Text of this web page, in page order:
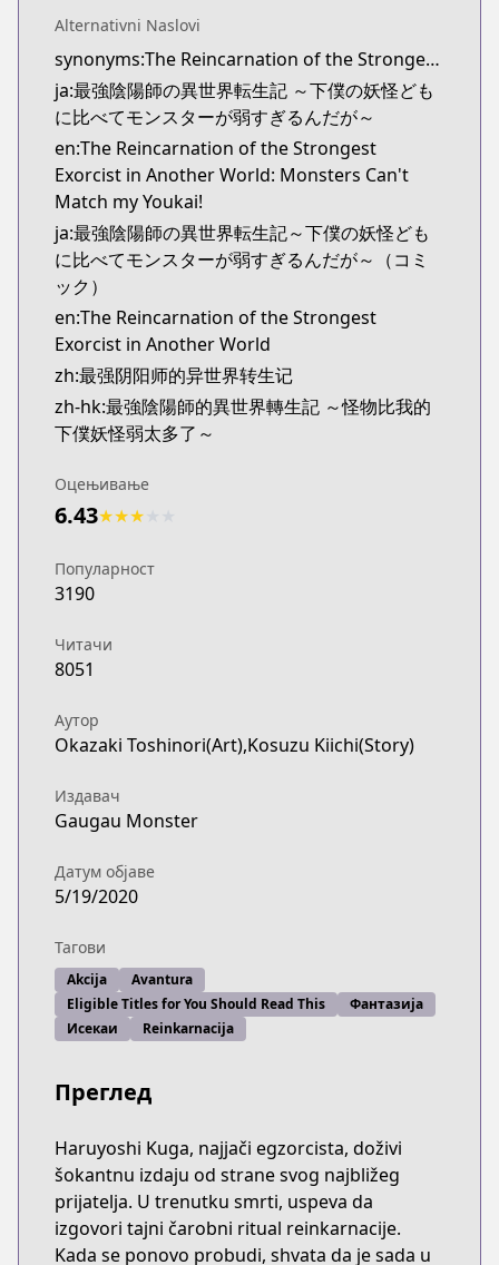
Alternativni Naslovi
synonyms:The Reincarnation of the Strongest Onmyouji: These Monsters Are Too Weak Compared to My Youkai
ja:最強陰陽師の異世界転生記 ～下僕の妖怪ども
に比べてモンスターが弱すぎるんだが～
en:The Reincarnation of the Strongest
Exorcist in Another World: Monsters Can't
Match my Youkai!
ja:最強陰陽師の異世界転生記～下僕の妖怪ども
に比べてモンスターが弱すぎるんだが～（コミ
ック）
en:The Reincarnation of the Strongest
Exorcist in Another World
zh:最强阴阳师的异世界转生记
zh-hk:最強陰陽師的異世界轉生記 ～怪物比我的
下僕妖怪弱太多了～
Оцењивање
6.43★★★
Популарност
3190
Читачи
8051
Аутор
Okazaki Toshinori(Art),Kosuzu Kiichi(Story)
Издавач
Gaugau Monster
Датум објаве
5/19/2020
Тагови
Akcija
Avantura
Eligible Titles for You Should Read This
Фантазија
Исекаи
Reinkarnacija
Преглед
Haruyoshi Kuga, najjači egzorcista, doživi
šokantnu izdaju od strane svog najbližeg
prijatelja. U trenutku smrti, uspeva da
izgovori tajni čarobni ritual reinkarnacije.
Kada se ponovo probudi, shvata da je sada u